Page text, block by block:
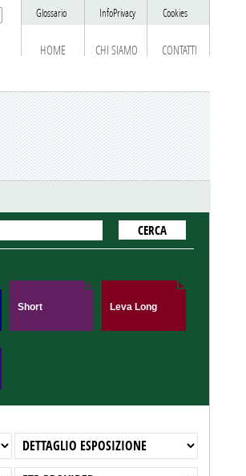
HOME CHI SIAMO CONTATTI
Glossario InfoPrivacy Cookies
Short Leva Long